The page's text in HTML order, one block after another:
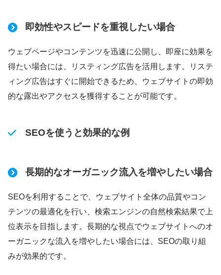
即効性やスピードを重視したい場合
ウェブページやコンテンツを迅速に公開し、即座に効果を
得たい場合には、リスティング広告を活用します。リステ
ィング広告はすぐに開始できるため、ウェブサイトの即効
的な露出やアクセスを獲得することが可能です。
SEOを使うと効果的な例
長期的なオーガニック流入を増やしたい場合
SEOを利用することで、ウェブサイト全体の品質やコン
テンツの最適化を行い、検索エンジンの自然検索結果で上
位表示を目指します。長期的な視点でウェブサイトへのオ
ーガニックな流入を増やしたい場合には、SEOの取り組
みが効果的です。